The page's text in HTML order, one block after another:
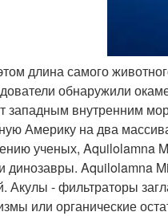
длина самого
обнаружили
западным внутренним
Америку на два
ученых, Aquilolamna
динозавры. Aquilolamna
Акулы - фильтраторы
или органические